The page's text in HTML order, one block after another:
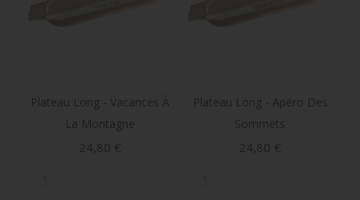
Plateau Long - Vacances À
La Montagne
Prix
24,80 €
Plateau Long - Apéro Des
Sommets
Prix
24,80 €